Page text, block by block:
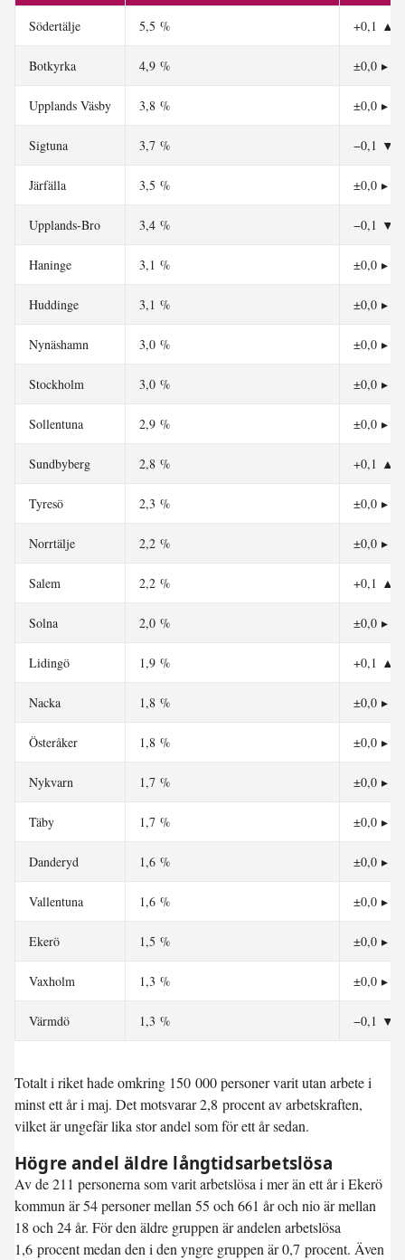
Södertälje 5,5 % +0,1 ▲
Botkyrka 4,9 % ±0,0 ▸
Upplands Väsby 3,8 % ±0,0 ▸
Sigtuna 3,7 % −0,1 ▼
Järfälla 3,5 % ±0,0 ▸
Upplands-Bro 3,4 % −0,1 ▼
Haninge 3,1 % ±0,0 ▸
Huddinge 3,1 % ±0,0 ▸
Nynäshamn 3,0 % ±0,0 ▸
Stockholm 3,0 % ±0,0 ▸
Sollentuna 2,9 % ±0,0 ▸
Sundbyberg 2,8 % +0,1 ▲
Tyresö 2,3 % ±0,0 ▸
Norrtälje 2,2 % ±0,0 ▸
Salem 2,2 % +0,1 ▲
Solna 2,0 % ±0,0 ▸
Lidingö 1,9 % +0,1 ▲
Nacka 1,8 % ±0,0 ▸
Österåker 1,8 % ±0,0 ▸
Nykvarn 1,7 % ±0,0 ▸
Täby 1,7 % ±0,0 ▸
Danderyd 1,6 % ±0,0 ▸
Vallentuna 1,6 % ±0,0 ▸
Ekerö 1,5 % ±0,0 ▸
Vaxholm 1,3 % ±0,0 ▸
Värmdö 1,3 % −0,1 ▼
Totalt i riket hade omkring 150 000 personer varit utan arbete i
minst ett år i maj. Det motsvarar 2,8 procent av arbetskraften,
vilket är ungefär lika stor andel som för ett år sedan.
Högre andel äldre långtidsarbetslösa
Av de 211 personerna som varit arbetslösa i mer än ett år i Ekerö
kommun är 54 personer mellan 55 och 661 år och nio är mellan
18 och 24 år. För den äldre gruppen är andelen arbetslösa
1,6 procent medan den i den yngre gruppen är 0,7 procent. Även